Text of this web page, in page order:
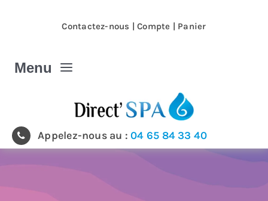
Appelez-nous au :04 65 84 33 40
Contactez-nous |Compte | Panier
Menu
Nos magasins